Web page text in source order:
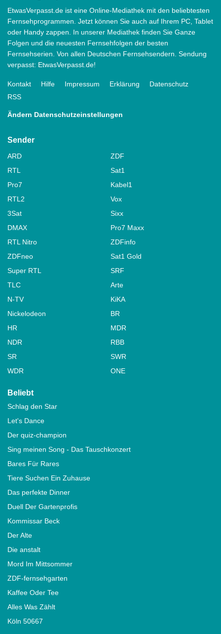
EtwasVerpasst.de ist eine Online-Mediathek mit den beliebtesten
Fernsehprogrammen. Jetzt können Sie auch auf Ihrem PC, Tablet
oder Handy zappen. In unserer Mediathek finden Sie Ganze
Folgen und die neuesten Fernsehfolgen der besten
Fernsehserien. Von allen Deutschen Fernsehsendern. Sendung
verpasst: EtwasVerpasst.de!
Kontakt Hilfe Impressum Erklärung
Datenschutz
RSS
Ändern Datenschutzeinstellungen
Sender
ARD
ZDF
RTL
Sat1
Pro7
Kabel1
RTL2
Vox
3Sat
Sixx
DMAX
Pro7 Maxx
RTL Nitro
ZDFinfo
ZDFneo
Sat1 Gold
Super RTL
SRF
TLC
Arte
N-TV
KiKA
Nickelodeon
BR
HR
MDR
NDR
RBB
SR
SWR
WDR
ONE
Beliebt
Schlag den Star
Let's Dance
Der quiz-champion
Sing meinen Song - Das Tauschkonzert
Bares Für Rares
Tiere Suchen Ein Zuhause
Das perfekte Dinner
Duell Der Gartenprofis
Kommissar Beck
Der Alte
Die anstalt
Mord Im Mittsommer
ZDF-fernsehgarten
Kaffee Oder Tee
Alles Was Zählt
Köln 50667